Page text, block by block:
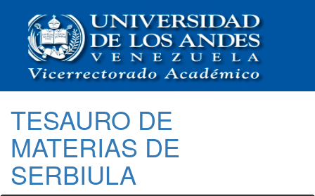
TESAURO DE
MATERIAS DE
SERBIULA